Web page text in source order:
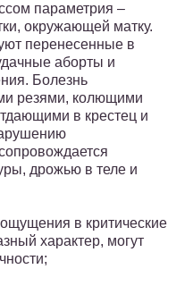
параметрия –
окружающей матку.
перенесенные в
аборты и
Болезнь
резями, колющими
в крестец и
дрожью в теле и
в критические
характер, могут